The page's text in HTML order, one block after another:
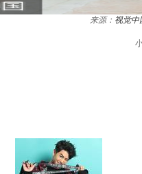
来源： 视觉中